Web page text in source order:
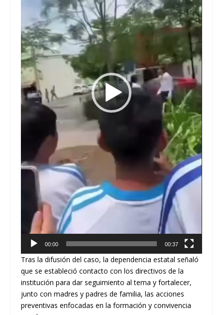
00:00 00:37
Tras la difusión del caso, la dependencia estatal señaló
que se estableció contacto con los directivos de la
institución para dar seguimiento al tema y fortalecer,
junto con madres y padres de familia, las acciones
preventivas enfocadas en la formación y convivencia